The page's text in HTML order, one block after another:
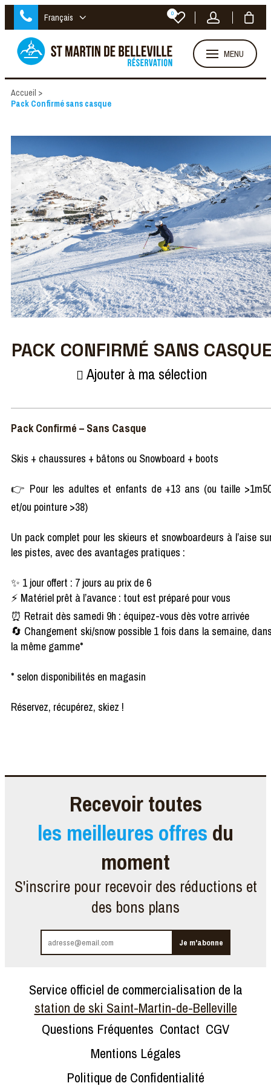
Français 0
MENU
Accueil >
Pack Confirmé sans casque
PACK CONFIRMÉ SANS
Ajouter à ma sélection
Pack Confirmé – Sans Casque
Skis + chaussures + bâtons ou Snowboard + boots
👉 Pour les adultes et enfants de +13 ans (ou taille
et/ou pointure >38)
Un pack complet pour les skieurs et snowboardeurs à l’aise
les pistes, avec des avantages pratiques :
✨ 1 jour offert : 7 jours au prix de 6
⚡ Matériel prêt à l’avance : tout est préparé pour vous
⏰ Retrait dès samedi 9h : équipez-vous dès votre arrivée
🔄 Changement ski/snow possible 1 fois dans la semaine,
la même gamme*
* selon disponibilités en magasin
Réservez, récupérez, skiez !
Recevoir toutes
les meilleures offres du
moment
S'inscrire pour recevoir des réductions et
des bons plans
Service officiel de commercialisation de la
station de ski Saint-Martin-de-Belleville
Questions Fréquentes Contact CGV
Mentions Légales
Politique de Confidentialité